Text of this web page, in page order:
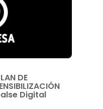
DE
Digital